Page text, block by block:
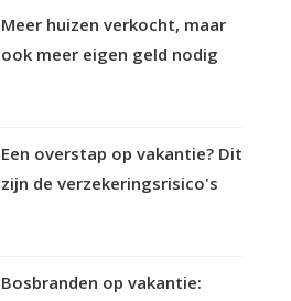
Meer huizen verkocht, maar
ook meer eigen geld nodig
Een overstap op vakantie? Dit
zijn de verzekeringsrisico's
Bosbranden op vakantie: